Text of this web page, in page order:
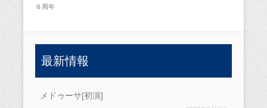
６周年
最新情報
メドゥーサ[初演]